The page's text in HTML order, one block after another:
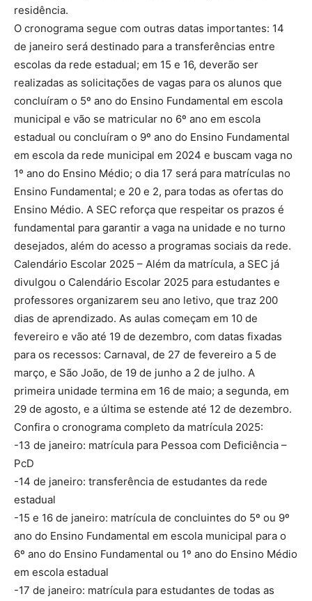
residência.
O cronograma segue com outras datas importantes: 14
de janeiro será destinado para a transferências entre
escolas da rede estadual; em 15 e 16, deverão ser
realizadas as solicitações de vagas para os alunos que
concluíram o 5º ano do Ensino Fundamental em escola
municipal e vão se matricular no 6º ano em escola
estadual ou concluíram o 9º ano do Ensino Fundamental
em escola da rede municipal em 2024 e buscam vaga no
1º ano do Ensino Médio; o dia 17 será para matrículas no
Ensino Fundamental; e 20 e 2, para todas as ofertas do
Ensino Médio. A SEC reforça que respeitar os prazos é
fundamental para garantir a vaga na unidade e no turno
desejados, além do acesso a programas sociais da rede.
Calendário Escolar 2025 – Além da matrícula, a SEC já
divulgou o Calendário Escolar 2025 para estudantes e
professores organizarem seu ano letivo, que traz 200
dias de aprendizado. As aulas começam em 10 de
fevereiro e vão até 19 de dezembro, com datas fixadas
para os recessos: Carnaval, de 27 de fevereiro a 5 de
março, e São João, de 19 de junho a 2 de julho. A
primeira unidade termina em 16 de maio; a segunda, em
29 de agosto, e a última se estende até 12 de dezembro.
Confira o cronograma completo da matrícula 2025:
-13 de janeiro: matrícula para Pessoa com Deficiência –
PcD
-14 de janeiro: transferência de estudantes da rede
estadual
-15 e 16 de janeiro: matrícula de concluintes do 5º ou 9º
ano do Ensino Fundamental em escola municipal para o
6º ano do Ensino Fundamental ou 1º ano do Ensino Médio
em escola estadual
-17 de janeiro: matrícula para estudantes de todas as